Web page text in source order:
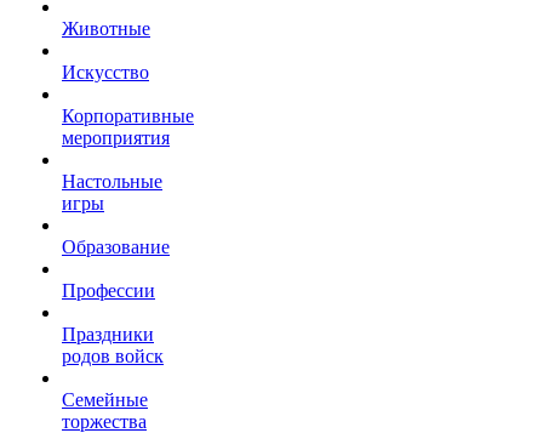
Животные
Искусство
Корпоративные
мероприятия
Настольные
игры
Образование
Профессии
Праздники
родов войск
Семейные
торжества